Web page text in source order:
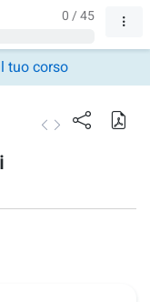
0 / 45
tuo corso